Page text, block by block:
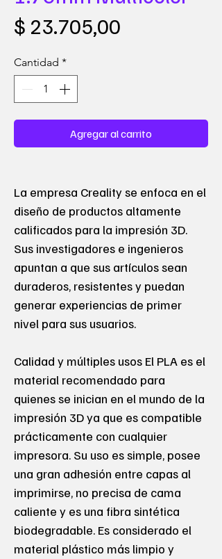
$ 23.705,00
Cantidad *
Agregar al carrito
La empresa Creality se enfoca en el
diseño de productos altamente
calificados para la impresión 3D.
Sus investigadores e ingenieros
apuntan a que sus artículos sean
duraderos, resistentes y puedan
generar experiencias de primer
nivel para sus usuarios.
Calidad y múltiples usos El PLA es el
material recomendado para
quienes se inician en el mundo de la
impresión 3D ya que es compatible
prácticamente con cualquier
impresora. Su uso es simple, posee
una gran adhesión entre capas al
imprimirse, no precisa de cama
caliente y es una fibra sintética
biodegradable. Es considerado el
material plástico más limpio y